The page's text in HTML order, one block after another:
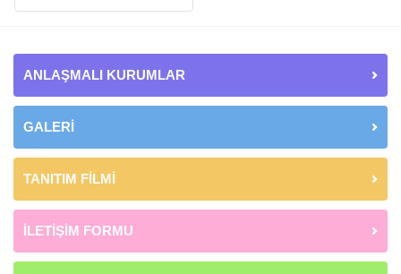
ANLAŞMALI KURUMLAR
GALERİ
TANITIM FİLMİ
İLETİŞİM FORMU